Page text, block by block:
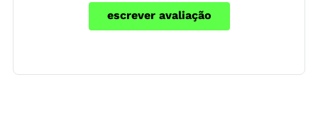
escrever avaliação